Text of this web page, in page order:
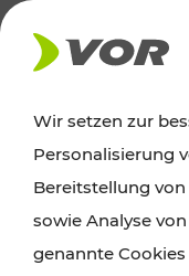
AKTUELLES
Wien,
Wir setzen zur
Personalisierung
Bereitstellung
sowie Analyse
genannte Cookies